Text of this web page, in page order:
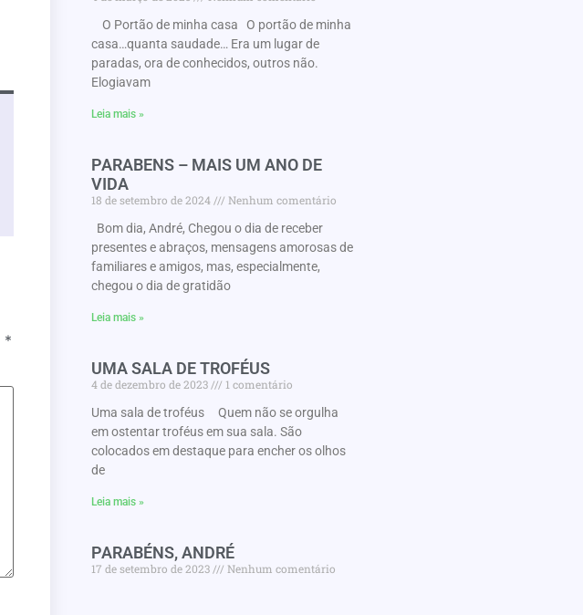
*
O Portão de minha casa O portão de minha
casa…quanta saudade… Era um lugar de
paradas, ora de conhecidos, outros não.
Elogiavam
Leia mais »
PARABENS – MAIS UM ANO DE
VIDA
18 de setembro de 2024
Nenhum comentário
Bom dia, André, Chegou o dia de receber
presentes e abraços, mensagens amorosas de
familiares e amigos, mas, especialmente,
chegou o dia de gratidão
Leia mais »
UMA SALA DE TROFÉUS
4 de dezembro de 2023
1 comentário
Uma sala de troféus Quem não se orgulha
em ostentar troféus em sua sala. São
colocados em destaque para encher os olhos
de
Leia mais »
PARABÉNS, ANDRÉ
17 de setembro de 2023 Nenhum comentário